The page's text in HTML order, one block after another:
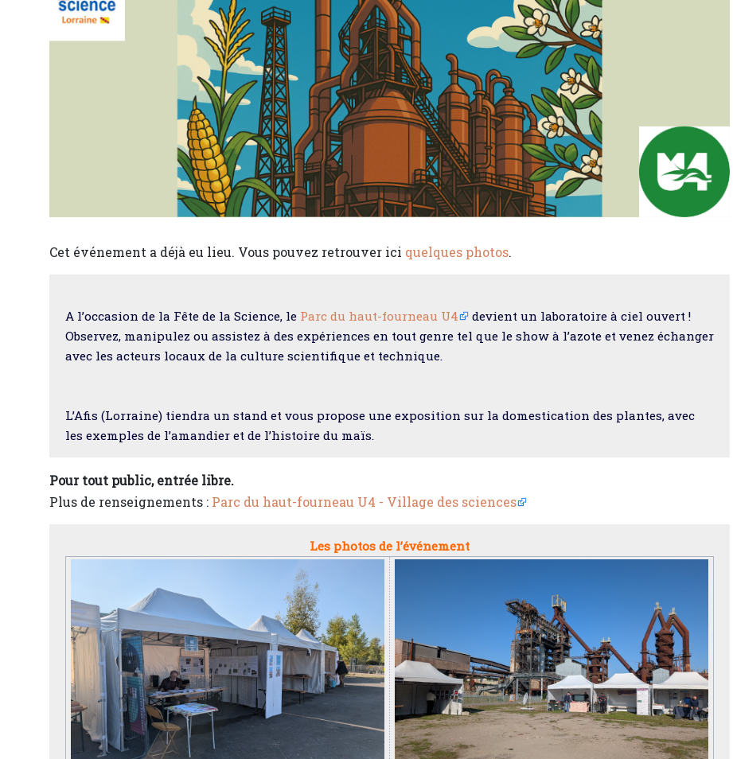
Cet événement a déjà eu lieu. Vous pouvez retrouver ici quelques photos.
A l’occasion de la Fête de la Science, le Parc du haut-fourneau U4
devient un laboratoire à ciel ouvert !
Observez, manipulez ou assistez à des expériences en tout genre tel que le show à l’azote et venez échanger
avec les acteurs locaux de la culture scientifique et technique.
L’Afis (Lorraine) tiendra un stand et vous propose une exposition sur la domestication des plantes, avec
les exemples de l’amandier et de l’histoire du maïs.
Pour tout public, entrée libre.
Plus de renseignements : Parc du haut-fourneau U4 - Village des sciences
Les photos de l’événement